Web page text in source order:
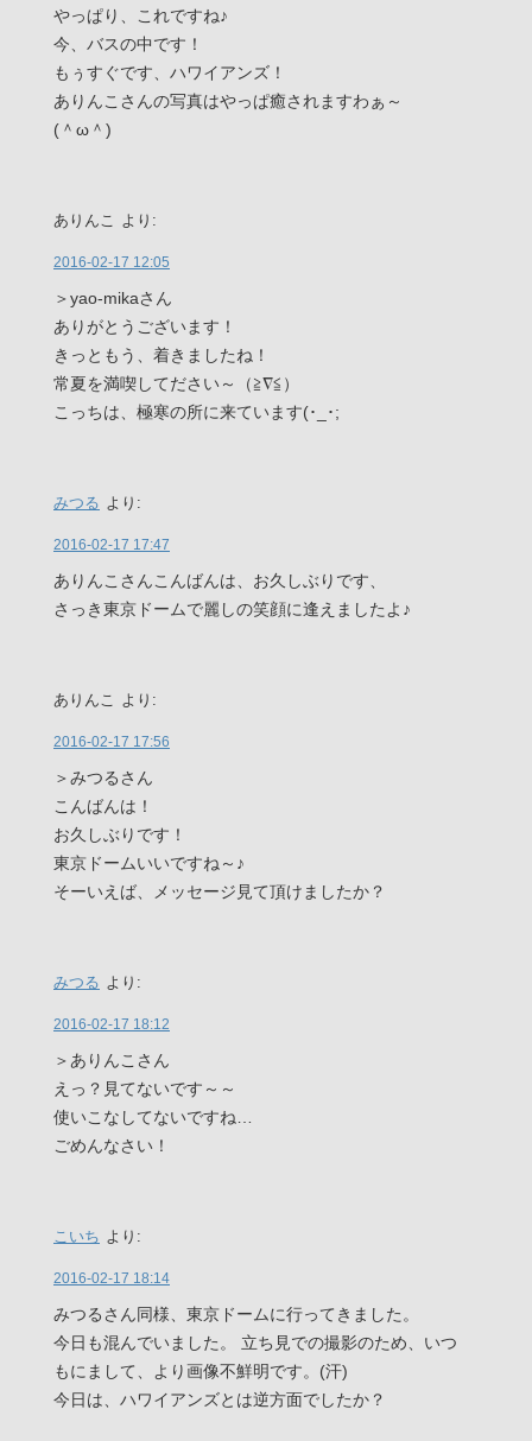
やっぱり、これですね♪
今、バスの中です！
もぅすぐです、ハワイアンズ！
ありんこさんの写真はやっぱ癒されますわぁ～
(＾ω＾)
ありんこ より:
2016-02-17 12:05
＞yao-mikaさん
ありがとうございます！
きっともう、着きましたね！
常夏を満喫してださい～（≧∇≦）
こっちは、極寒の所に来ています(･_･;
みつる より:
2016-02-17 17:47
ありんこさんこんばんは、お久しぶりです、
さっき東京ドームで麗しの笑顔に逢えましたよ♪
ありんこ より:
2016-02-17 17:56
＞みつるさん
こんばんは！
お久しぶりです！
東京ドームいいですね～♪
そーいえば、メッセージ見て頂けましたか？
みつる より:
2016-02-17 18:12
＞ありんこさん
えっ？見てないです～～
使いこなしてないですね…
ごめんなさい！
こいち より:
2016-02-17 18:14
みつるさん同様、東京ドームに行ってきました。
今日も混んでいました。 立ち見での撮影のため、いつ
もにまして、より画像不鮮明です。(汗)
今日は、ハワイアンズとは逆方面でしたか？